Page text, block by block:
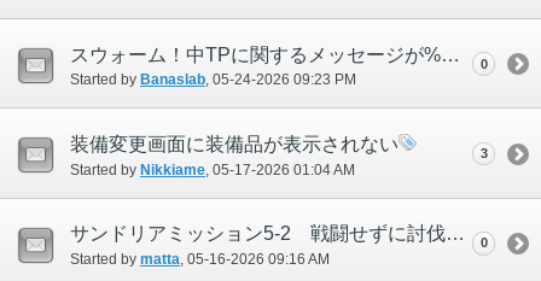
スウォーム！中TPに関するメッセージが%付きで表記
Started by Banaslab‎, 05-24-2026 09:23 PM
0
装備変更画面に装備品が表示されない
Started by Nikkiame ‎, 05-17-2026 01:04 AM
3
サンドリアミッション5-2 戦闘せずに討伐イベントが発生
Started by matta‎, 05-16-2026 09:16 AM
0